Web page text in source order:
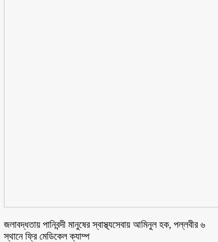
জলাবদ্ধতায় পানিবন্দী মানুষের স্বাস্থ্যসেবায় আমিনুল হক, পল্লবীর ৬
স্থানে ফ্রি মেডিকেল ক্যাম্প